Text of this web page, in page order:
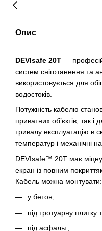
Опис
DEVIsafe 20T —
систем сніготанення та
використовується для
водостоків.
Потужність кабелю
приватних об’єктів, так
тривалу експлуатацію в
температур і механічні
DEVIsafe™ 20T має міцну
екран із повним
Кабель можна монтувати:
у бетон;
під тротуарну плитку
під асфальт;